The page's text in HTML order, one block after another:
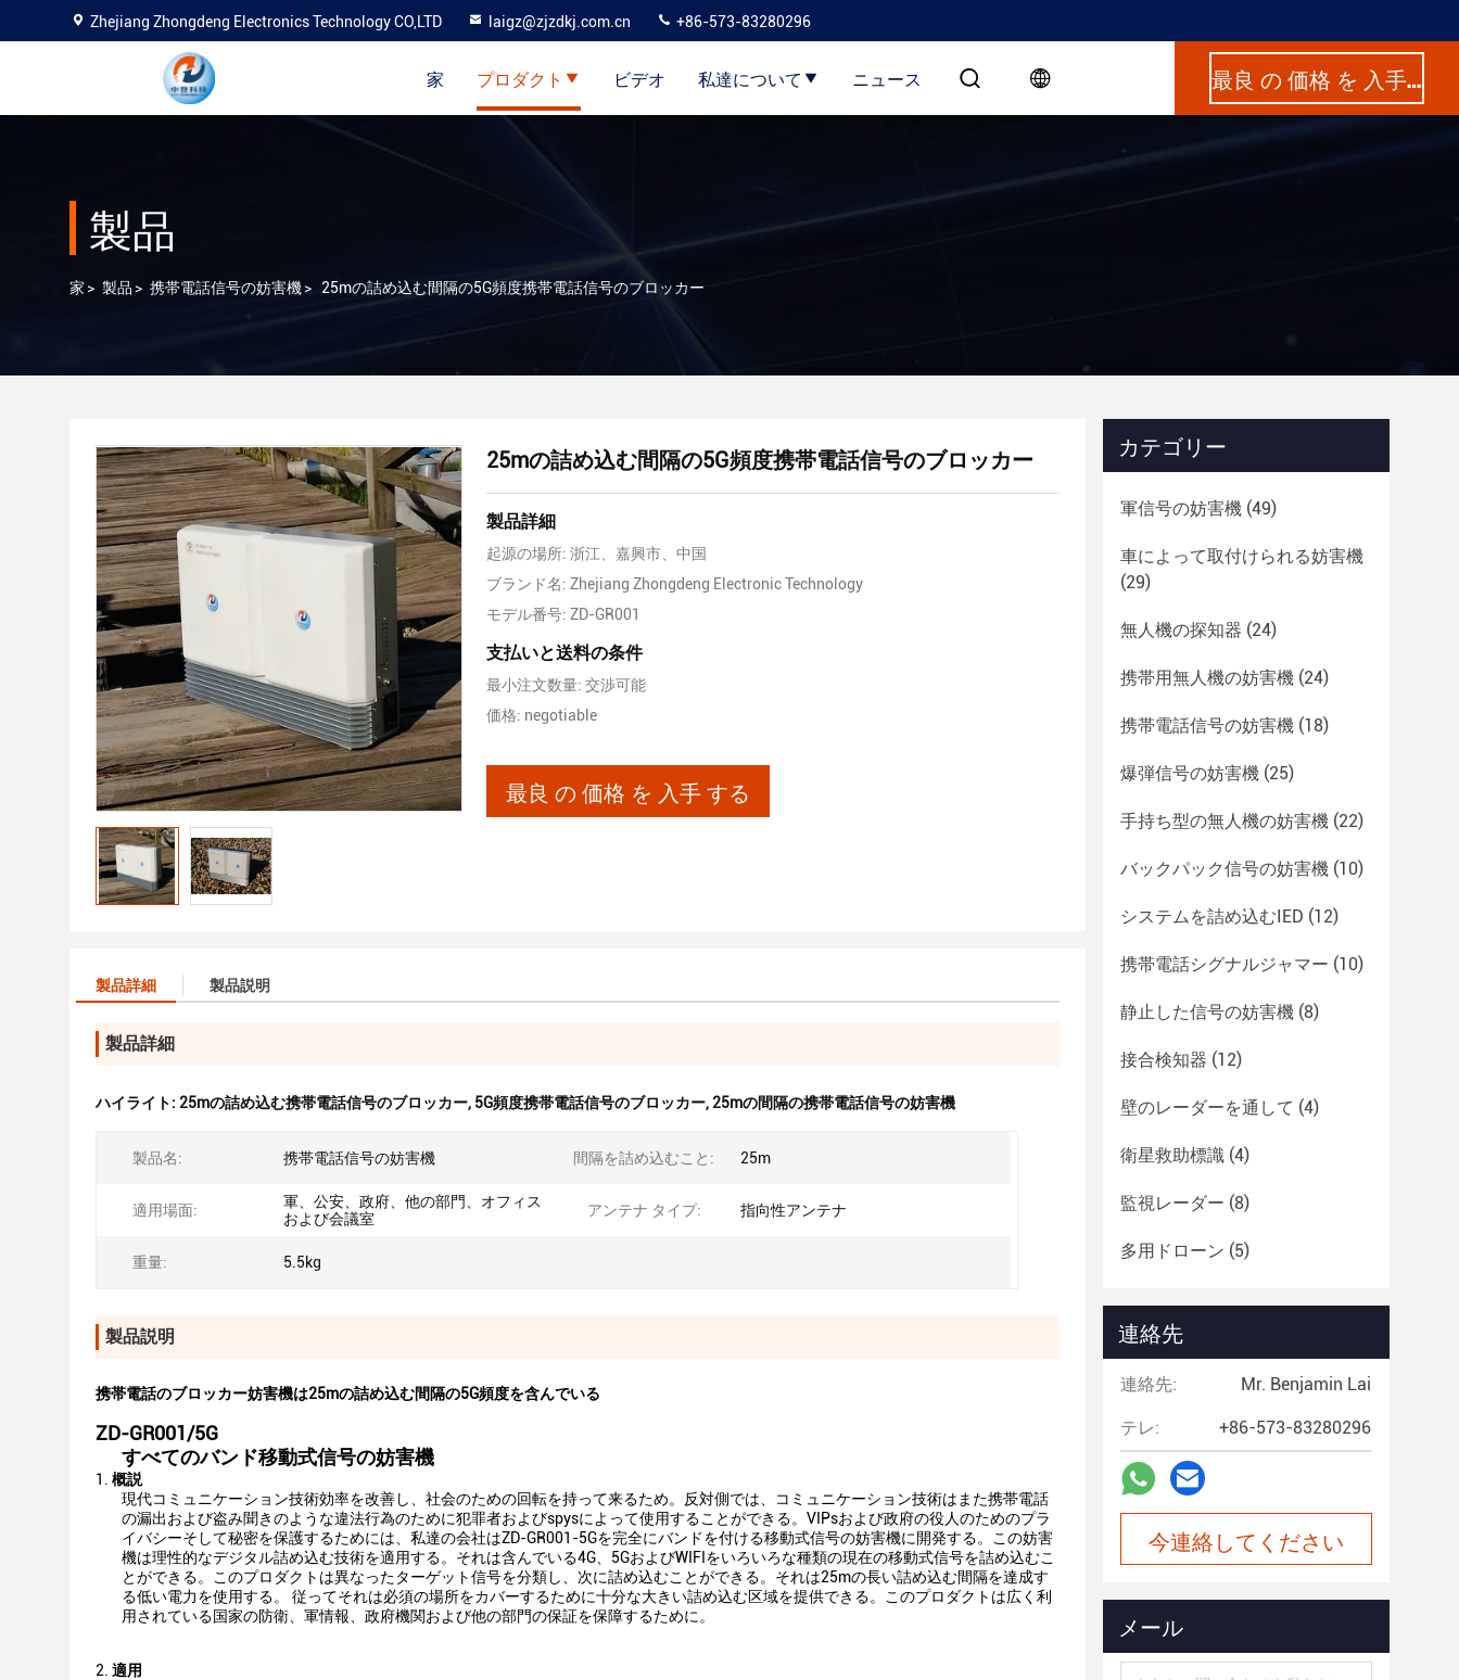
Zhejiang Zhongdeng Electronics Technology CO,LTD laigz@zjzdkj.com.cn +86-573-83280296
家 プロダクト ビデオ 私達について ニュース 最良 の 価格 を 入手 する
製品
家 > 製品 > 携帯電話信号の妨害機> 25mの詰め込む間隔の5G頻度携帯電話信号のブロッカー
25mの詰め込む間隔の5G頻度携帯電話信号のブロッカー
製品詳細
起源の場所: 浙江、嘉興市、中国
ブランド名: Zhejiang Zhongdeng Electronic Technology
モデル番号: ZD-GR001
支払いと送料の条件
最小注文数量: 交渉可能
価格: negotiable
最良 の 価格 を 入手 する
製品詳細 製品説明
製品詳細
ハイライト: 25mの詰め込む携帯電話信号のブロッカー, 5G頻度携帯電話信号のブロッカー, 25mの間隔の携帯電話信号の妨害機
製品名: 携帯電話信号の妨害機 間隔を詰め込むこと: 25m
適用場面:
軍、公安、政府、他の部門、オフィス
および会議室
アンテナ タイプ: 指向性アンテナ
重量: 5.5kg
製品説明
携帯電話のブロッカー妨害機は25mの詰め込む間隔の5G頻度を含んでいる
ZD-GR001/5G
すべてのバンド移動式信号の妨害機
概説
現代コミュニケーション技術効率を改善し、社会のための回転を持って来るため。反対側では、コミュニケーション技術はまた携帯電話
の漏出および盗み聞きのような違法行為のために犯罪者およびspysによって使用することができる。VIPsおよび政府の役人のためのプラ
イバシーそして秘密を保護するためには、私達の会社はZD-GR001-5Gを完全にバンドを付ける移動式信号の妨害機に開発する。この妨害
機は理性的なデジタル詰め込む技術を適用する。それは含んでいる4G、5GおよびWIFIをいろいろな種類の現在の移動式信号を詰め込むこ
とができる。このプロダクトは異なったターゲット信号を分類し、次に詰め込むことができる。それは25mの長い詰め込む間隔を達成す
る低い電力を使用する。 従ってそれは必須の場所をカバーするために十分な大きい詰め込む区域を提供できる。このプロダクトは広く利
用されている国家の防衛、軍情報、政府機関および他の部門の保証を保障するために。
2. 適用
カテゴリー
軍信号の妨害機 (49)
車によって取付けられる妨害機
(29)
無人機の探知器 (24)
携帯用無人機の妨害機 (24)
携帯電話信号の妨害機 (18)
爆弾信号の妨害機 (25)
手持ち型の無人機の妨害機 (22)
バックパック信号の妨害機 (10)
システムを詰め込むIED (12)
携帯電話シグナルジャマー (10)
静止した信号の妨害機 (8)
接合検知器 (12)
壁のレーダーを通して (4)
衛星救助標識 (4)
監視レーダー (8)
多用ドローン (5)
連絡先
連絡先: Mr. Benjamin Lai
テレ: +86-573-83280296
今連絡してください
メール